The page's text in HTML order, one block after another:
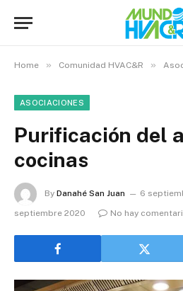
Home » Comunidad HVAC&R »
ASOCIACIONES
Purificación del
cocinas
By Danahé San Juan 6
septiembre 2020
No hay